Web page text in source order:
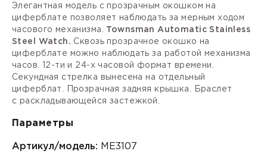
Элегантная модель с прозрачным окошком на
циферблате позволяет наблюдать за мерным ходом
часового механизма. Townsman Automatic Stainless
Steel Watch. Сквозь прозрачное окошко на
циферблате можно наблюдать за работой механизма
часов.
12-ти и 24-х часовой формат времени.
Секундная стрелка вынесена на отдельный
циферблат. Прозрачная задняя крышка. Браслет
с раскладывающейся застежкой.
Параметры
Артикул/модель: ME3107